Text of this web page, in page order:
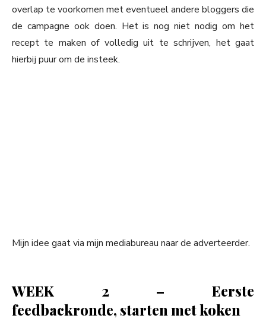
overlap te voorkomen met eventueel andere bloggers die
de campagne ook doen. Het is nog niet nodig om het
recept te maken of volledig uit te schrijven, het gaat
hierbij puur om de insteek.
Mijn idee gaat via mijn mediabureau naar de adverteerder.
WEEK 2 – Eerste
feedbackronde, starten met koken